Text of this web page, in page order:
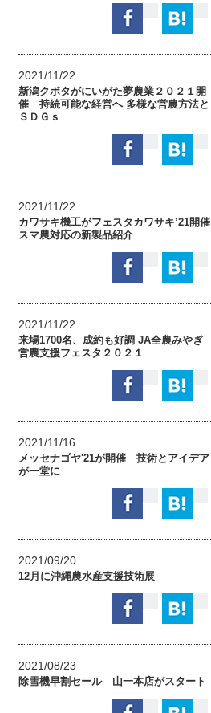
2021/11/22
新潟クボタがにいがた夢農業２０２１開
催 持続可能な経営へ 多様な営農方法と
ＳＤＧｓ
2021/11/22
カワサキ機工がフェスタカワサキ’21開催
スマ農対応の新製品紹介
2021/11/22
来場1700名、成約も好調 JA全農みやぎ
営農支援フェスタ２０２１
2021/11/16
メッセナゴヤ'21が開催 技術とアイデア
が一堂に
2021/09/20
12月に沖縄農水産支援技術展
2021/08/23
除雪機早割セール 山一本店がスタート